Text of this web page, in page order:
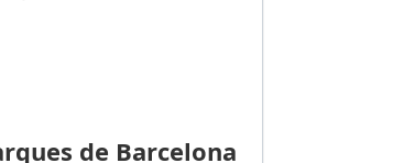
de Barcelona